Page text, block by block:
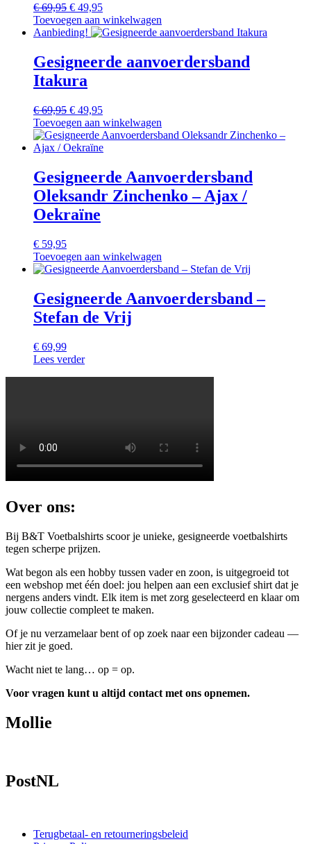
€69,95 Oorspronkelijke
prijs
was:
€ 49,95Huidige
prijs
is:
Toevoegen aan winkelwagen
Aanbieding!
Gesigneerde aanvoerdersband
Itakura
€69,95 Oorspronkelijke
prijs
was:
€ 69,95.
€ 49,95Huidige
prijs
is:
€ 49,95.
Toevoegen aan winkelwagen
Gesigneerde Aanvoerdersband
Oleksandr Zinchenko – Ajax /
Oekraïne
€ 59,95
Toevoegen aan winkelwagen
Gesigneerde Aanvoerdersband –
Stefan de Vrij
€ 69,99
Lees verder
Over ons:
Bij B&T Voetbalshirts scoor je unieke, gesigneerde voetbalshirts
tegen scherpe prijzen.
Wat begon als een hobby tussen vader en zoon, is uitgegroeid tot
een webshop met één doel: jou helpen aan een exclusief shirt dat je
nergens anders vindt. Elk item is met zorg geselecteerd en klaar om
jouw collectie compleet te maken.
Of je nu verzamelaar bent of op zoek naar een bijzonder cadeau —
hier zit je goed.
Wacht niet te lang… op = op.
Voor vragen kunt u altijd contact met ons opnemen.
Mollie
PostNL
Terugbetaal- en retourneringsbeleid